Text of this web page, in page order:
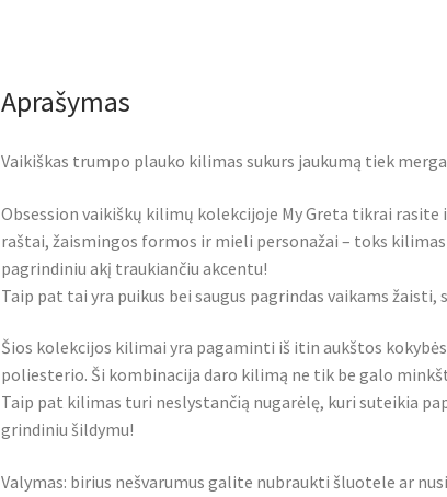
Aprašymas
Vaikiškas trumpo plauko kilimas sukurs jaukumą tiek
Obsession vaikiškų kilimų kolekcijoje My Greta tikrai
raštai, žaismingos formos ir mieli personažai – toks
pagrindiniu akį traukiančiu akcentu!
Taip pat tai yra puikus bei saugus pagrindas vaikams
Šios kolekcijos kilimai yra pagaminti iš itin aukštos
poliesterio. Ši kombinacija daro kilimą ne tik be galo
Taip pat kilimas turi neslystančią nugarėlę, kuri suteikia
grindiniu šildymu!
Valymas: birius nešvarumus galite nubraukti šluotele ar